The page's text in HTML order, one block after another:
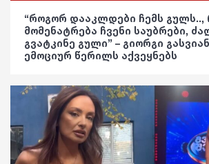
შოუბიზნესი
მედიცინა
ასტროლოგია
ფაქტები
რეგიონი
სოც. მედია
მსოფლიო
ეკონომიკა
სამართალი
ვიდეო
საზოგადოება
განათლება
ჯანდაცვა
“როგორ დააკლდები ჩემს გულს..,
მომენატრება ჩვენი საუბრები,
გვატკინე გული” – გიორგი
ემოციურ წერილს აქვეყნებს